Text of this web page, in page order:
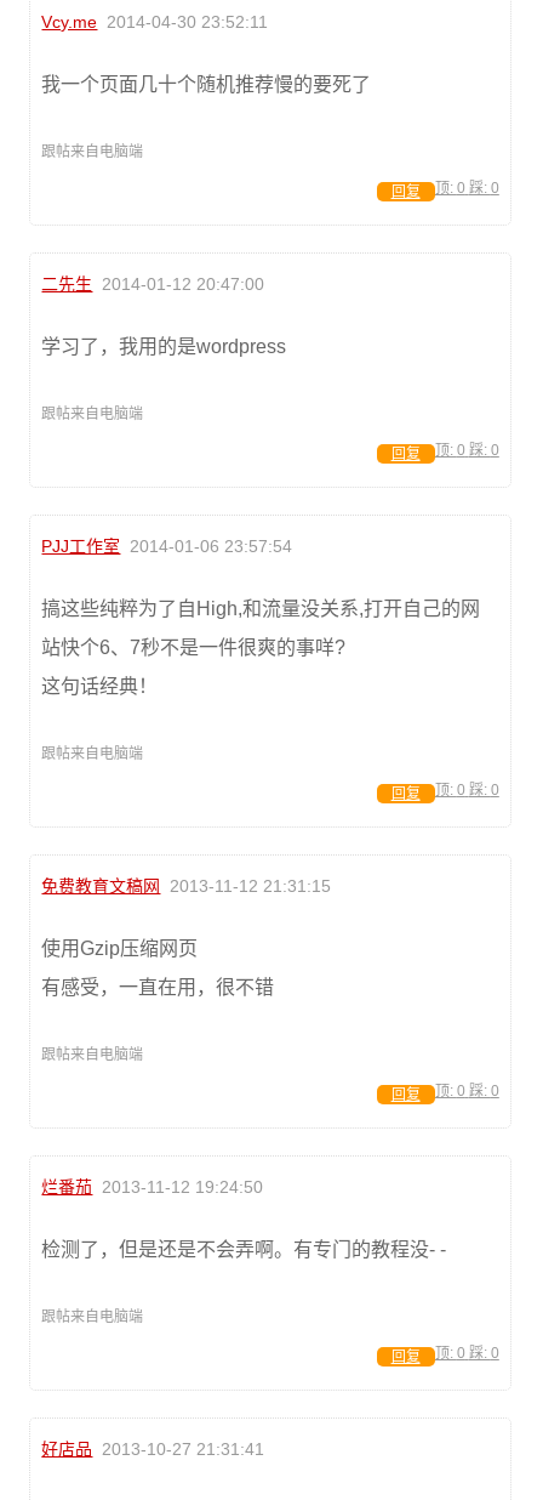
Vcy.me 2014-04-30 23:52:11
我一个页面几十个随机推荐慢的要死了
跟帖来自电脑端
顶: 0 踩: 0
回复
二先生 2014-01-12 20:47:00
学习了，我用的是wordpress
跟帖来自电脑端
顶: 0 踩: 0
回复
PJJ工作室 2014-01-06 23:57:54
搞这些纯粹为了自High,和流量没关系,打开自己的网
站快个6、7秒不是一件很爽的事咩?
这句话经典！
跟帖来自电脑端
顶: 0 踩: 0
回复
免费教育文稿网 2013-11-12 21:31:15
使用Gzip压缩网页
有感受，一直在用，很不错
跟帖来自电脑端
顶: 0 踩: 0
回复
烂番茄 2013-11-12 19:24:50
检测了，但是还是不会弄啊。有专门的教程没- -
跟帖来自电脑端
顶: 0 踩: 0
回复
好店品 2013-10-27 21:31:41